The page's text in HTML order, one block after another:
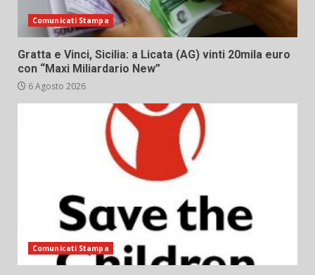
Comunicati Stampa
Gratta e Vinci, Sicilia: a Licata (AG) vinti 20mila euro
con “Maxi Miliardario New”
6 Agosto 2026
Comunicati Stampa